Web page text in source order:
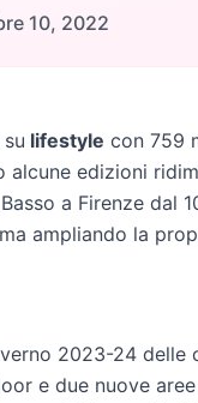
10, 2022
lifestyle con 759
edizioni
a Firenze dal
ampliando la
2023-24
e due nuove